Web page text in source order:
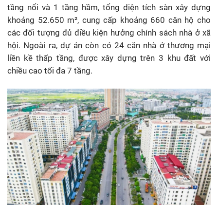
tầng nổi và 1 tầng hầm, tổng diện tích sàn xây dựng
khoảng 52.650 m², cung cấp khoảng 660 căn hộ cho
các đối tượng đủ điều kiện hưởng chính sách nhà ở xã
hội. Ngoài ra, dự án còn có 24 căn nhà ở thương mại
liền kề thấp tầng, được xây dựng trên 3 khu đất với
chiều cao tối đa 7 tầng.